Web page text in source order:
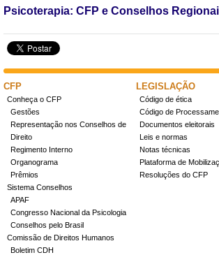
Psicoterapia: CFP e Conselhos
CFP
Conheça o CFP
Gestões
Representação nos Conselhos de
Direito
Regimento Interno
Organograma
Prêmios
Sistema Conselhos
APAF
Congresso Nacional da Psicologia
Conselhos pelo Brasil
Comissão de Direitos Humanos
Boletim CDH
LEGISLAÇÃO
Código de ética
Código de
Documentos eleitorais
Leis e normas
Notas técnicas
Plataforma de
Resoluções do CFP